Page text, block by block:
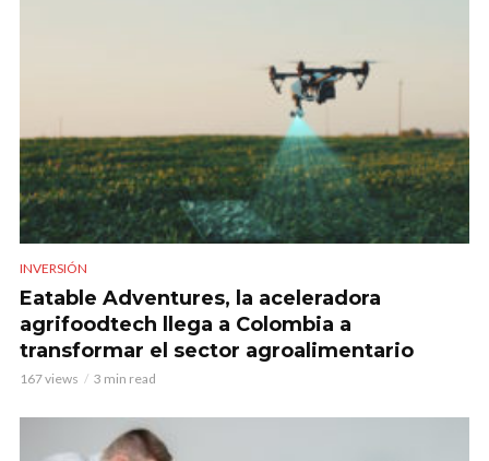
INVERSIÓN
Eatable Adventures, la aceleradora
agrifoodtech llega a Colombia a
transformar el sector agroalimentario
167 views 3 min read